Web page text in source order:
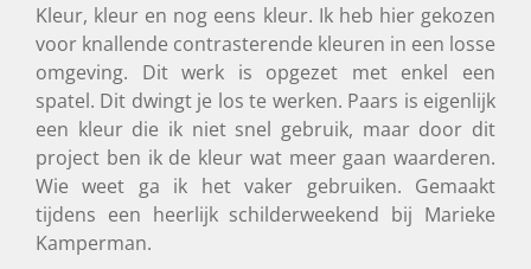
Kleur, kleur en nog eens kleur. Ik heb hier gekozen
voor knallende contrasterende kleuren in een losse
omgeving. Dit werk is opgezet met enkel een
spatel. Dit dwingt je los te werken. Paars is eigenlijk
een kleur die ik niet snel gebruik, maar door dit
project ben ik de kleur wat meer gaan waarderen.
Wie weet ga ik het vaker gebruiken. Gemaakt
tijdens een heerlijk schilderweekend bij Marieke
Kamperman.